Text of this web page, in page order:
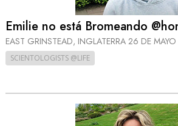
Emilie no está Bromeando
EAST GRINSTEAD, INGLATERRA 26 DE
SCIENTOLOGISTS @LIFE